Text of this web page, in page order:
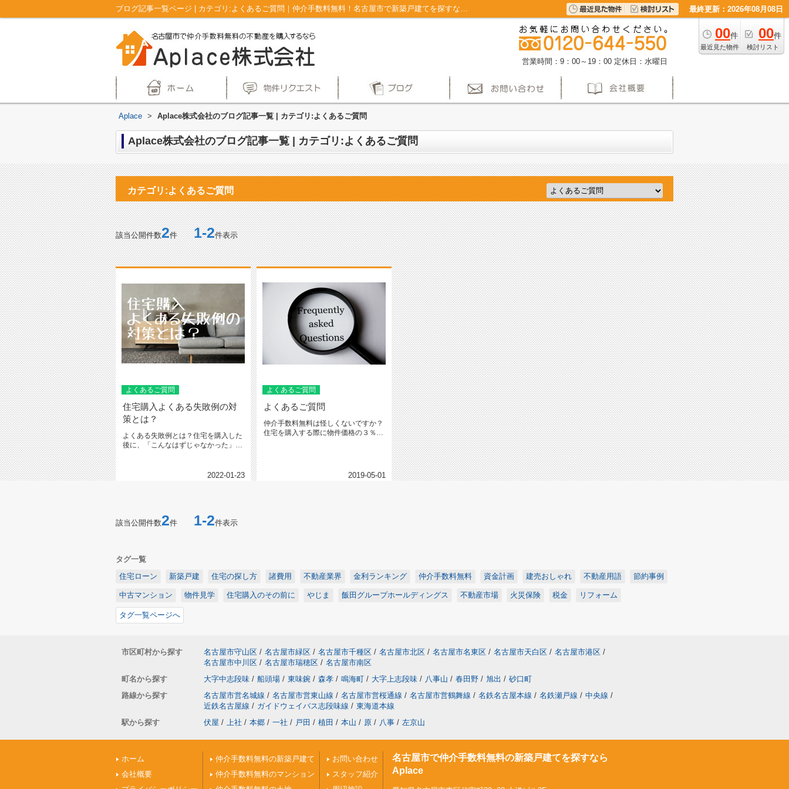
ブログ記事一覧ページ | カテゴリ:よくあるご質問｜仲介手数料無料！名古屋市で新築戸建てを探すならAplace 最終更新：2026年08月08日
00件
最近見た物件
00件
検討リスト
営業時間：9：00～19：00 定休日：水曜日
Aplace > Aplace株式会社のブログ記事一覧 | カテゴリ:よくあるご質問
Aplace株式会社のブログ記事一覧 | カテゴリ:よくあるご質問
カテゴリ:よくあるご質問
該当公開件数2件1-2件表示
よくあるご質問
住宅購入よくある失敗例の対
策とは？
よくある失敗例とは？住宅を購入した
後に、「こんなはずじゃなかった」と
2022-01-23
よくあるご質問
よくあるご質問
仲介手数料無料は怪しくないですか？
住宅を購入する際に物件価格の３％
2019-05-01
該当公開件数2件 1-2件表示
タグ一覧
住宅ローン
新築戸建 住宅の探し方 諸費用 不動産業界 金利ランキング 仲介手数料無料 資金計画 建売おしゃれ 不動産用語 節約事例
中古マンション 物件見学 住宅購入のその前に やじま 飯田グループホールディングス 不動産市場 火災保険 税金 リフォーム
タグ一覧ページへ
市区町村から探す 名古屋市守山区 / 名古屋市緑区 / 名古屋市千種区 / 名古屋市北区 / 名古屋市名東区 / 名古屋市天白区 / 名古屋市港区 /
名古屋市中川区 / 名古屋市瑞穂区 / 名古屋市南区
町名から探す
大字中志段味 / 船頭場 / 東味鋺 / 森孝 / 鳴海町 / 大字上志段味 / 八事山 / 春田野 / 旭出 / 砂口町
路線から探す
名古屋市営名城線 / 名古屋市営東山線 / 名古屋市営桜通線 / 名古屋市営鶴舞線 / 名鉄名古屋本線 / 名鉄瀬戸線 / 中央線 /
近鉄名古屋線 / ガイドウェイバス志段味線 / 東海道本線
駅から探す
伏屋 / 上社 / 本郷 / 一社 / 戸田 / 植田 / 本山 / 原 / 八事 / 左京山
ホーム
会社概要
仲介手数料無料の新築戸建て
仲介手数料無料のマンション
お問い合わせ
スタッフ紹介
名古屋市で仲介手数料無料の新築戸建てを探すなら
Aplace